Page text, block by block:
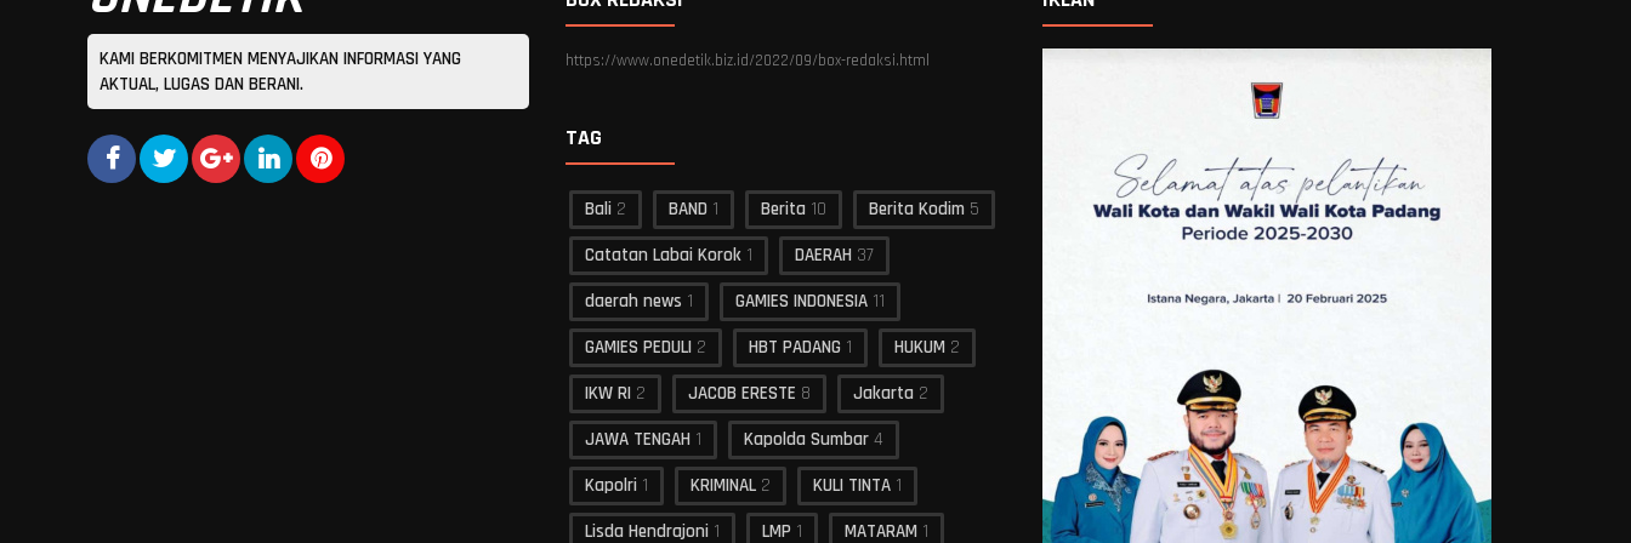
KAMI BERKOMITMEN MENYAJIKAN INFORMASI YANG
AKTUAL, LUGAS DAN BERANI.
https://www.onedetik.biz.id/2022/09/box-redaksi.html
TAG
Bali 2 BAND 1 Berita 10 Berita Kodim 5
Catatan Labai Korok 1 DAERAH 37
daerah news 1 GAMIES INDONESIA 11
GAMIES PEDULI 2 HBT PADANG 1 HUKUM 2
IKW RI 2 JACOB ERESTE 8 Jakarta 2
JAWA TENGAH 1 Kapolda Sumbar 4
Kapolri 1 KRIMINAL 2 KULI TINTA 1
Lisda Hendrajoni 1 LMP 1 MATARAM 1